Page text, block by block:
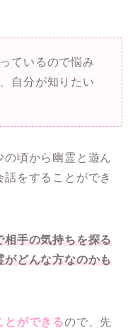
ているので悩み
自分が知りたい
頃から幽霊と遊ん
をすることができ
手の気持ちを探る
どんな方なのかも
とができるので、先